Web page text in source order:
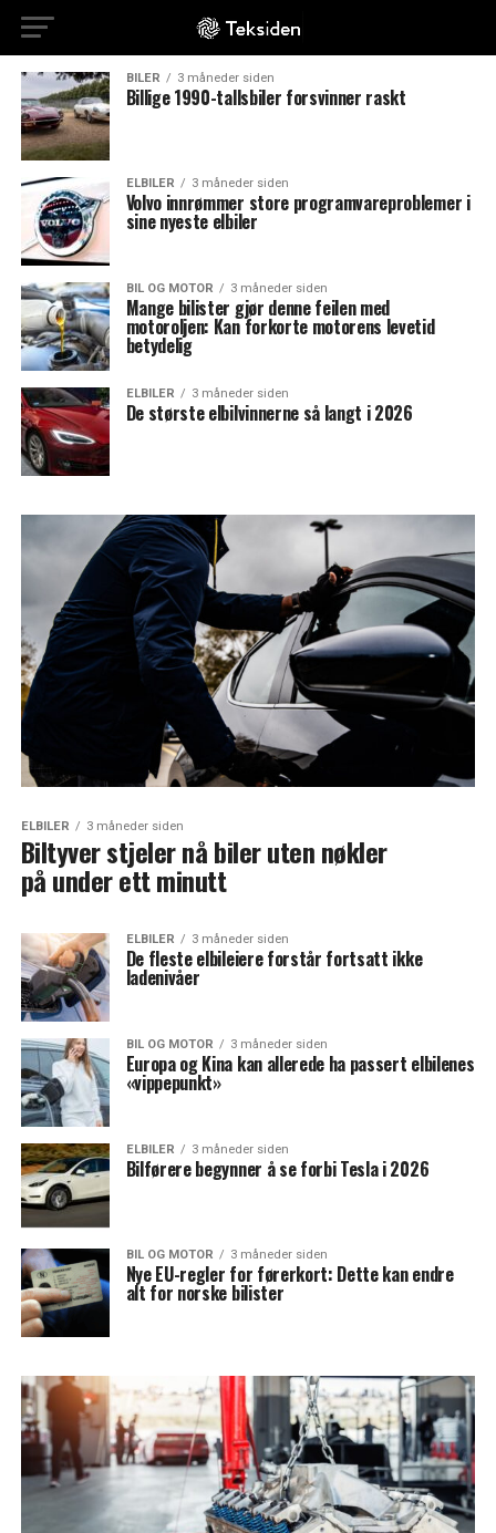
BILER 3 måneder siden
Billige 1990-tallsbiler forsvinner raskt
ELBILER 3 måneder siden
Volvo innrømmer store programvareproblemer i
sine nyeste elbiler
BIL OG MOTOR 3 måneder siden
Mange bilister gjør denne feilen med
motoroljen: Kan forkorte motorens levetid
betydelig
ELBILER 3 måneder siden
De største elbilvinnerne så langt i 2026
ELBILER 3 måneder siden
Biltyver stjeler nå biler uten nøkler
på under ett minutt
ELBILER 3 måneder siden
De fleste elbileiere forstår fortsatt ikke
ladenivåer
BIL OG MOTOR 3 måneder siden
Europa og Kina kan allerede ha passert elbilenes
«vippepunkt»
ELBILER 3 måneder siden
Bilførere begynner å se forbi Tesla i 2026
BIL OG MOTOR 3 måneder siden
Nye EU-regler for førerkort: Dette kan endre
alt for norske bilister